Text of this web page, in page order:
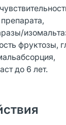
фруктозы,
до 6 лет.